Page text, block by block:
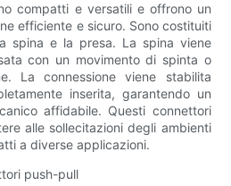
compatti e versatili e offrono un
efficiente e sicuro. Sono costituiti
spina e la presa. La spina viene
con un movimento di spinta o
La connessione viene stabilita
inserita, garantendo un
affidabile. Questi connettori
alle sollecitazioni degli ambienti
a diverse applicazioni.
push-pull